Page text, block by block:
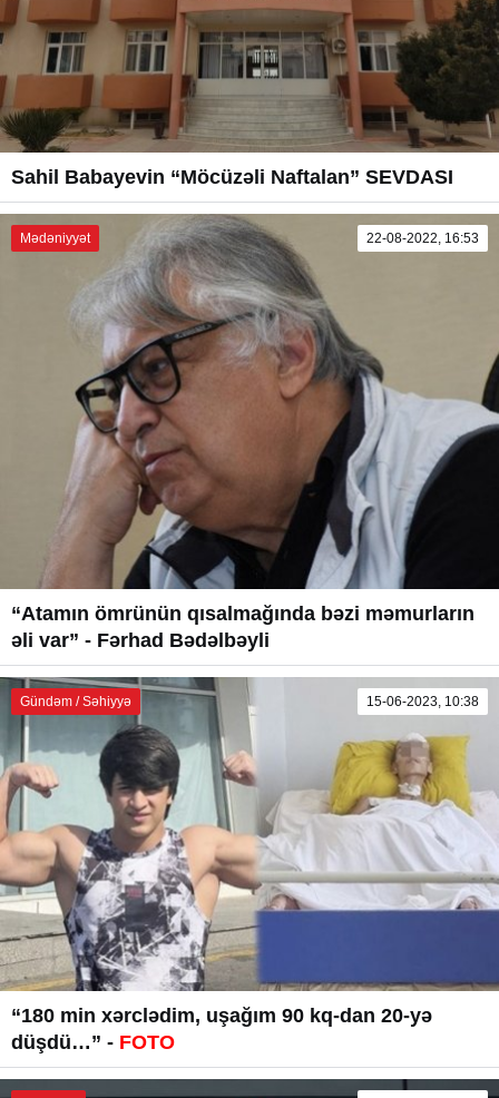
Sahil Babayevin “Möcüzəli Naftalan” SEVDASI
Mədəniyyət 22-08-2022, 16:53
“Atamın ömrünün qısalmağında bəzi məmurların
əli var” - Fərhad Bədəlbəyli
Gündəm / Səhiyyə 15-06-2023, 10:38
“180 min xərclədim, uşağım 90 kq-dan 20-yə
düşdü…” - FOTO